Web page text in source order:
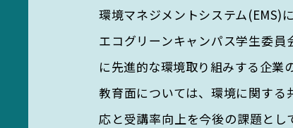
環境マネジメントシステム(EMS)
エコグリーンキャンパス学生委
に先進的な環境取り組みする企業
教育面については、環境に関す
応と受講率向上を今後の課題と